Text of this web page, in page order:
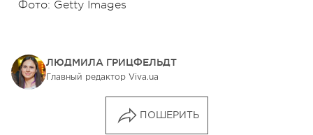
Фото: Getty Images
ЛЮДМИЛА ГРИЦФЕЛЬДТ
Главный редактор Viva.ua
ПОШЕРИТЬ